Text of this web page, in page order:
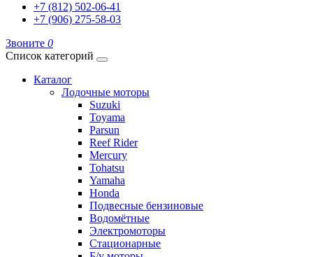
+7 (812) 502-06-41
+7 (906) 275-58-03
Звоните 0
Список категорий
Каталог
Лодочные моторы
Suzuki
Toyama
Parsun
Reef Rider
Mercury
Tohatsu
Yamaha
Honda
Подвесные бензиновые
Водомётные
Электромоторы
Стационарные